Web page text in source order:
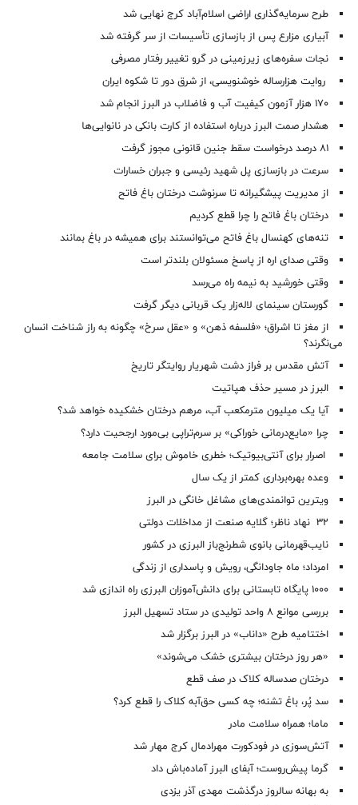
طرح سرمایه‌گذاری اراضی اسلام‌آباد کرج نهایی شد
آبیاری مزارع پس از بازسازی تأسیسات از سر گرفته شد
نجات سفره‌های زیرزمینی در گرو تغییر رفتار مصرفی
روایت هزارساله خوشنویسی، از شرق دور تا شکوه ایران
۱۷۰ هزار آزمون کیفیت آب و فاضلاب در البرز انجام شد
هشدار صمت البرز درباره استفاده از کارت بانکی در نانوایی‌ها
۸۱ درصد درخواست‌ سقط جنین قانونی مجوز گرفت
سرعت در بازسازی پل شهید رئیسی و جبران خسارات
از مدیریت پیشگیرانه تا سرنوشت درختان باغ فاتح
درختان باغ فاتح را چرا قطع کردیم
تنه‌های کهنسال باغ فاتح می‌توانستند برای همیشه در باغ بمانند
وقتی صدای اره از پاسخ مسئولان بلندتر است
وقتی خورشید به نیمه راه می‌رسد
گورستان سینمای لاله‌زار یک قربانی دیگر گرفت
از مغز تا اشراق؛ «فلسفه ذهن» و «عقل سرخ» چگونه به راز شناخت انسان
می‌نگرند؟
آتش مقدس بر فراز دشت شهریار روایتگر تاریخ
البرز در مسیر حذف هپاتیت
آیا یک میلیون مترمکعب آب، مرهم درختان خشکیده خواهد شد؟
چرا «مایع‌درمانی خوراکی» بر سرم‌تراپی بی‌مورد ارجحیت دارد؟
اصرار برای آنتی‌بیوتیک؛ خطری خاموش برای سلامت جامعه
وعده بهره‌برداری کمتر از یک سال
ویترین توانمندی‌های مشاغل خانگی در البرز
۳۲ نهاد ناظر؛ گلایه صنعت از مداخلات دولتی
نایب‌قهرمانی بانوی شطرنج‌باز البرزی در کشور
امرداد؛ ماه جاودانگی، رویش و پاسداری از زندگی
۱۰۰۰ پایگاه تابستانی برای دانش‌آموزان البرزی راه اندازی شد
بررسی موانع ۸ واحد تولیدی در ستاد تسهیل البرز
اختتامیه طرح «داناب» در البرز برگزار شد
«هر روز درختان بیشتری خشک می‌شوند»
درختان صدساله کلاک در صف قطع
سد پُر، باغ تشنه؛ چه کسی حق‌آبه کلاک را قطع کرد؟
ماما؛ همراه سلامت مادر
آتش‌سوزی در فودکورت مهرادمال کرج مهار شد
گرما پیش‌روست؛ آبفای البرز آماده‌باش داد
به بهانه سالروز درگذشت مهدی آذر یزدی